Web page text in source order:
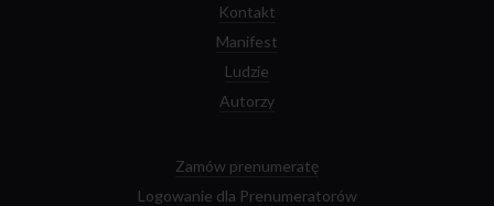
Kontakt
Manifest
Ludzie
Autorzy
Zamów prenumeratę
Logowanie dla Prenumeratorów